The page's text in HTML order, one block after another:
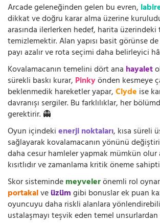
Arcade geleneğinden gelen bu evren,
dikkat ve doğru karar alma üzerine
arasında ilerlerken hedef, harita
temizlemektir. Alan yapısı basit görünse
payı azalır ve rota seçimi daha belirleyici
Kovalamacanın temelini dört ana hayalet
sürekli baskı kurar, Pinkyönden kesmeye
beklenmedik hareketler yapar,Clyde ise
davranışı sergiler. Bu farklılıklar, her
gerektirir. 👻
Oyun içindekienerji noktaları, kısa süreli
sağlayarak kovalamacanın yönünü
daha cesur hamleler yapmak mümkün olur
kısıtlıdır ve zamanlama kritik öneme
Skor sistemindemeyvelerönemli rol
portakalveüzümgibi bonuslar ek puan
oyuncuyu daha riskli alanlara
ustalaşmayı teşvik eden temel